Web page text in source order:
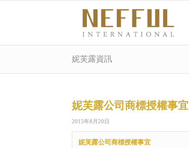
妮芙露資訊
妮芙露公司商標授權事宜
2015年8月20日
妮芙露公司商標授權事宜